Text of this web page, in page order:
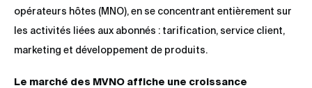
opérateurs hôtes (MNO), en se concentrant entièrement sur
les activités liées aux abonnés : tarification, service client,
marketing et développement de produits.
Le marché des MVNO affiche une croissance